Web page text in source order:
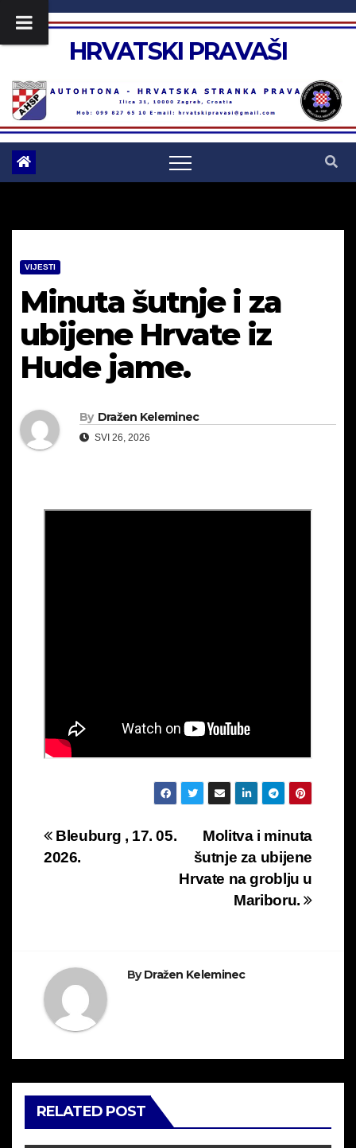
HRVATSKI PRAVAŠI
VIJESTI
Minuta šutnje i za
ubijene Hrvate iz
Hude jame.
By Dražen Keleminec
SVI 26, 2026
Navigacija
Molitva i minuta
šutnje za ubijene
Hrvate na groblju u
Mariboru.
Bleuburg , 17. 05.
2026.
ByDražen Keleminec
RELATED POST